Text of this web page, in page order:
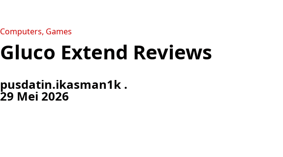
Computers, Games
Gluco Extend Reviews
pusdatin.ikasman1k .
29 Mei 2026